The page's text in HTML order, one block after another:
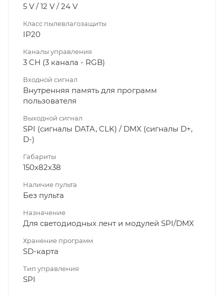
5 V / 12 V / 24 V
Класс пылевлагозащиты
IP20
Каналы управления
3 CH (3 канала - RGB)
Входной сигнал
Внутренняя память для программ
пользователя
Выходной сигнал
SPI (сигналы DATA, CLK) / DMX (сигналы D+,
D-)
Габариты
150х82х38
Наличие пульта
Без пульта
Назначение
Для светодиодных лент и модулей SPI/DMX
Хранение программ
SD-карта
Тип управления
SPI